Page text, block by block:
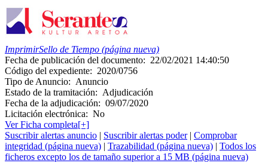
ImprimirSello de Tiempo (página nueva)
Fecha de publicación del documento: 22/02/2021 14:40:50
Código del expediente: 2020/0756
Tipo de Anuncio: Anuncio
Estado de la tramitación: Adjudicación
Fecha de la adjudicación: 09/07/2020
Licitación electrónica: No
Ver Ficha completa[+]
Suscribir alertas anuncio | Suscribir alertas poder| Comprobar
integridad (página nueva) | Trazabilidad (página nueva) | Todos los
ficheros excepto los de tamaño superior a 15 MB (página nueva)